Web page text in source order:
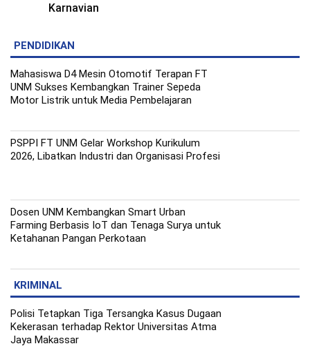
Karnavian
PENDIDIKAN
Mahasiswa D4 Mesin Otomotif Terapan FT
UNM Sukses Kembangkan Trainer Sepeda
Motor Listrik untuk Media Pembelajaran
PSPPI FT UNM Gelar Workshop Kurikulum
2026, Libatkan Industri dan Organisasi Profesi
Dosen UNM Kembangkan Smart Urban
Farming Berbasis IoT dan Tenaga Surya untuk
Ketahanan Pangan Perkotaan
KRIMINAL
Polisi Tetapkan Tiga Tersangka Kasus Dugaan
Kekerasan terhadap Rektor Universitas Atma
Jaya Makassar